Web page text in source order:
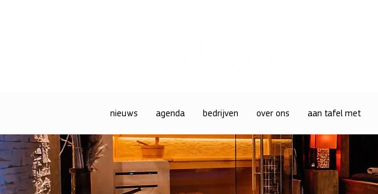
nieuws agenda bedrijven over ons aan tafel met